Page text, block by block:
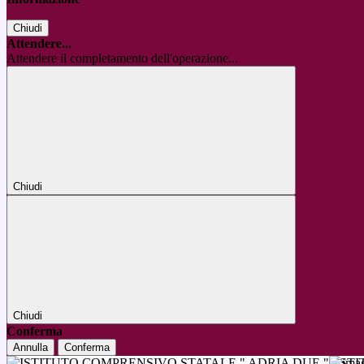
Chiudi
Attendere...
Attendere il completamento dell'operazione...
Chiudi
Chiudi
Conferma
Annulla Conferma